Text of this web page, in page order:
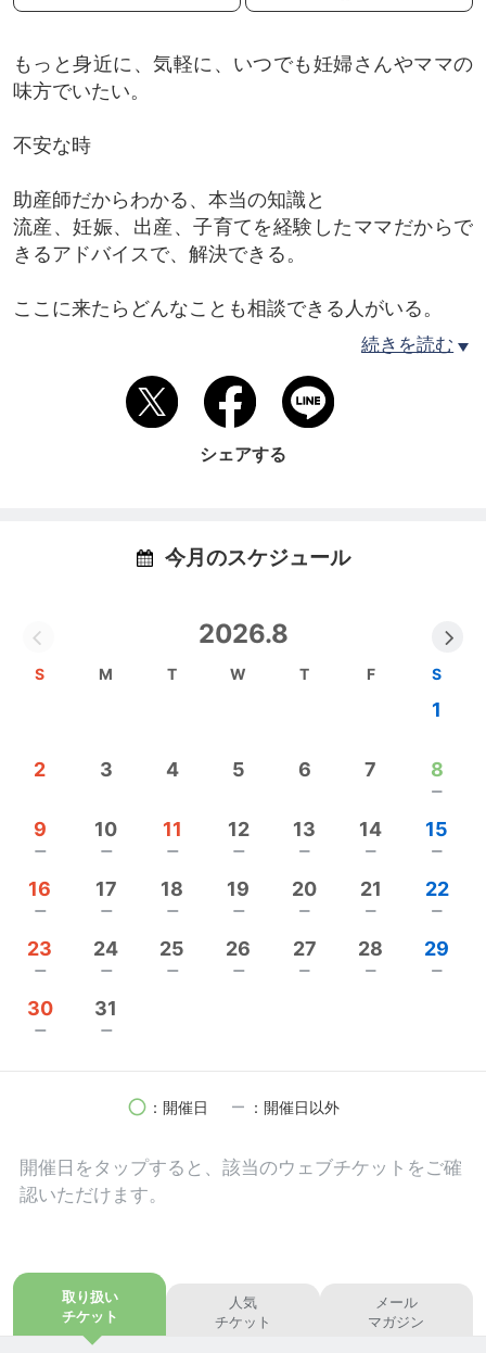
もっと身近に、気軽に、いつでも妊婦さんやママの
味方でいたい。
不安な時
助産師だからわかる、本当の知識と
流産、妊娠、出産、子育てを経験したママだからで
きるアドバイスで、解決できる。
ここに来たらどんなことも相談できる人がいる。
マタニティヨガ
ベビーマッサージに参加して
肌と肌でふれあい、癒し、癒される時間を…
小さな悩みも不安も気軽に話して
して、日常の生活に沿った解決をお手伝いします。
《横浜西区》
★マタニティヨガクラス
★産後の骨盤調整クラス
★頭の形、向き癖 赤ちゃん整体、
★出張訪問助産師（横浜市事業「産後母子ケア」委
【その他の活動】
横浜市西区赤ちゃん教室 ベビーヨガ
横浜市港南区プレパパママクラス マタニティヨガ
横浜市西区子育て拠点スマイル・ポート母乳育児相
他、企業運営マタニティセミナー・マタニティヨガ
続きを読む
シェアする
今月のスケジュール
2026.8
S M T W T F S
1
2 3 4 5 6 7 8
remove
9
remove
10
remove
11
remove
12
remove
13
remove
14
remove
15
remove
16
remove
17
remove
18
remove
19
remove
20
remove
21
remove
22
remove
23
remove
24
remove
25
remove
26
remove
27
remove
28
remove
29
remove
30
remove
31
remove
circle ：開催日 remove ：開催日以外
開催日を タップすると、該当のウェブチケットをご確
認いただけます。
取り扱い
チケット
人気
チケット
メール
マガジン